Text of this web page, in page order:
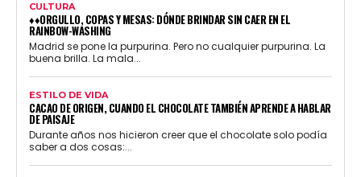
CULTURA
♦♦ORGULLO, COPAS Y MESAS: DÓNDE BRINDAR SIN CAER EN EL
RAINBOW-WASHING
Madrid se pone la purpurina. Pero no cualquier purpurina. La
buena brilla. La mala...
ESTILO DE VIDA
CACAO DE ORIGEN, CUANDO EL CHOCOLATE TAMBIÉN APRENDE A HABLAR
DE PAISAJE
Durante años nos hicieron creer que el chocolate solo podía
saber a dos cosas:...